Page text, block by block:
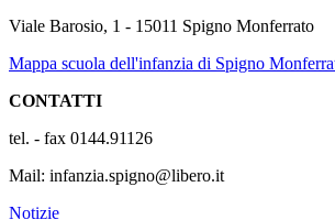
Viale Barosio, 1 - 15011 Spigno Monferrato
Mappa scuola dell'infanzia di Spigno
CONTATTI
tel. - fax 0144.91126
Mail: infanzia.spigno@libero.it
Notizie